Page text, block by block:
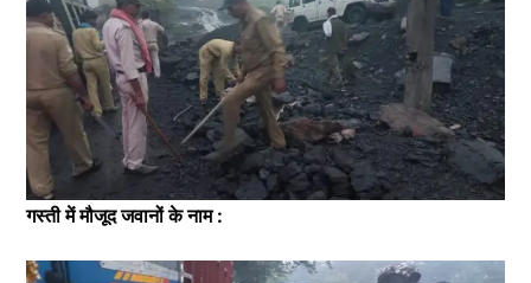
गस्ती में मौजूद जवानों के नाम :